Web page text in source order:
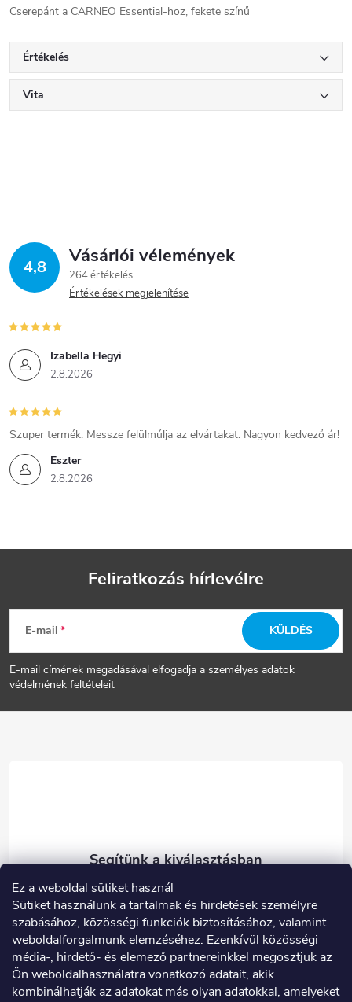
Ez a weboldal sütiket használ
Sütiket használunk a tartalmak és hirdetések személyre
szabásához, közösségi funkciók biztosításához, valamint
weboldalforgalmunk elemzéséhez. Ezenkívül közösségi
média-, hirdető- és elemező partnereinkkel megosztjuk az
Ön weboldalhasználatra vonatkozó adatait, akik
kombinálhatják az adatokat más olyan adatokkal, amelyeket
Cserepánt a CARNEO Essential-hoz, fekete színű
Értékelés
Vita
4,8 Vásárlói vélemények
264 értékelés
Értékelések megjelenítése
Izabella Hegyi
2.8.2026
Eszter
2.8.2026
Szuper termék. Messze felülmúlja az elvártakat. Nagyon kedvező ár!
L
á
b
Feliratkozás hírlevélre
E-mail
E-mail címének megadásával elfogadja a személyes adatok
védelmének feltételeit
KÜLDÉS
eshop
003614900180
Facebook
carneo_hu